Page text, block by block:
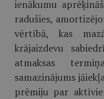
ienākumu
radušies,
vērtībā, kas
krājaizdevu
atmaksas
samazinājums
prēmiju par